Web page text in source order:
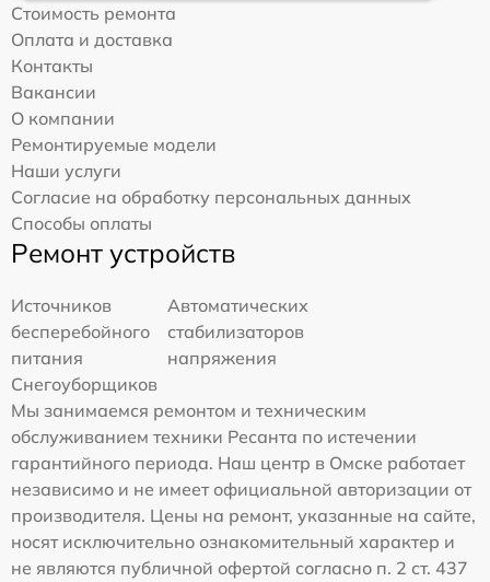
Стоимость ремонта
Оплата и доставка
Контакты
Вакансии
О компании
Ремонтируемые модели
Наши услуги
Согласие на обработку персональных данных
Способы оплаты
Ремонт устройств
Источников
бесперебойного
питания
Автоматических
стабилизаторов
напряжения
Снегоуборщиков
Мы занимаемся ремонтом и техническим
обслуживанием техники Ресанта по истечении
гарантийного периода. Наш центр в Омске работает
независимо и не имеет официальной авторизации от
производителя. Цены на ремонт, указанные на сайте,
носят исключительно ознакомительный характер и
не являются публичной офертой согласно п. 2 ст. 437